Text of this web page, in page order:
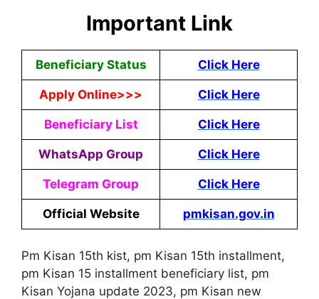
Important Link
Beneficiary Status Click Here
Apply Online>>> Click Here
Beneficiary List Click Here
WhatsApp Group Click Here
Telegram Group Click Here
Official Website pmkisan.gov.in
Pm Kisan 15th kist, pm Kisan 15th installment,
pm Kisan 15 installment beneficiary list, pm
Kisan Yojana update 2023, pm Kisan new